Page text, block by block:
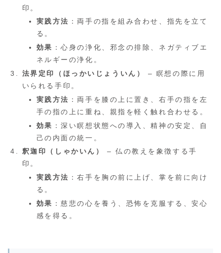
印。
実践方法 ：両手の指を組み合わせ、指先を立て
る。
効果 ：心身の浄化、邪念の排除、ネガティブエ
ネルギーの浄化。
法界定印（ほっかいじょういん）
– 瞑想の際に用
いられる手印。
実践方法 ：両手を膝の上に置き、右手の指を左
手の指の上に重ね、親指を軽く触れ合わせる。
効果 ：深い瞑想状態への導入、精神の安定、自
己の内面の統一。
釈迦印（しゃかいん）
– 仏の教えを象徴する手
印。
実践方法 ：右手を胸の前に上げ、掌を前に向け
る。
効果 ：慈悲の心を養う、恐怖を克服する、安心
感を得る。